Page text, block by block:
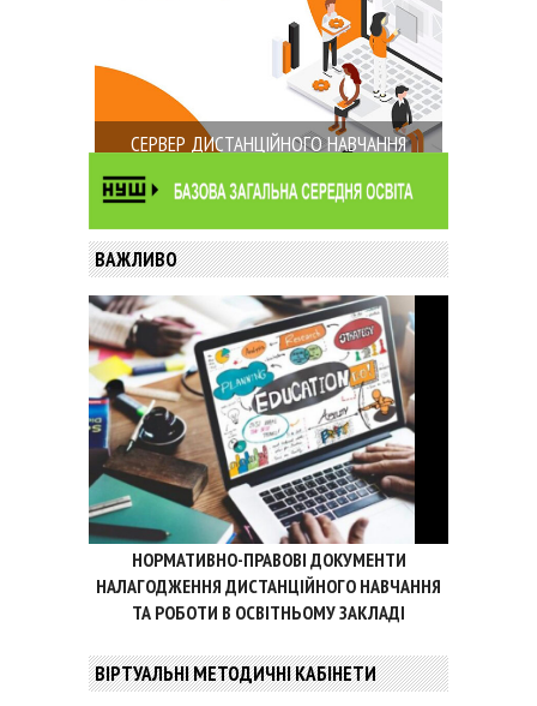
СЕРВЕР ДИСТАНЦІЙНОГО НАВЧАННЯ
ВАЖЛИВО
НОРМАТИВНО-ПРАВОВІ ДОКУМЕНТИ
НАЛАГОДЖЕННЯ ДИСТАНЦІЙНОГО НАВЧАННЯ
ТА РОБОТИ В ОСВІТНЬОМУ ЗАКЛАДІ
ВІРТУАЛЬНІ МЕТОДИЧНІ КАБІНЕТИ